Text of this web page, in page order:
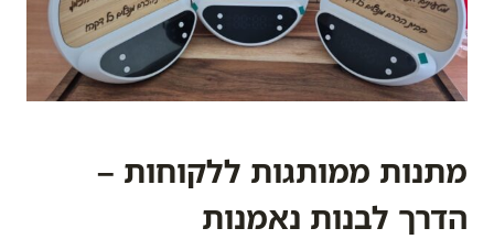
מתנות ממותגות ללקוחות –
הדרך לבנות נאמנות